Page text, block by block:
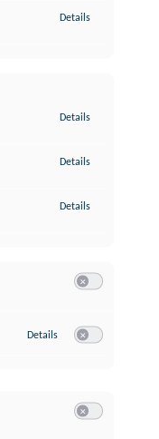
Details
Details
Details
Details
Details zu Google Analytics